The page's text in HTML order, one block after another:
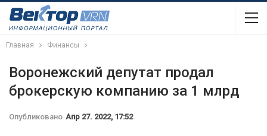
Главная Финансы
Воронежский депутат продал
брокерскую компанию за 1 млрд
Опубликовано Апр 27. 2022, 17:52